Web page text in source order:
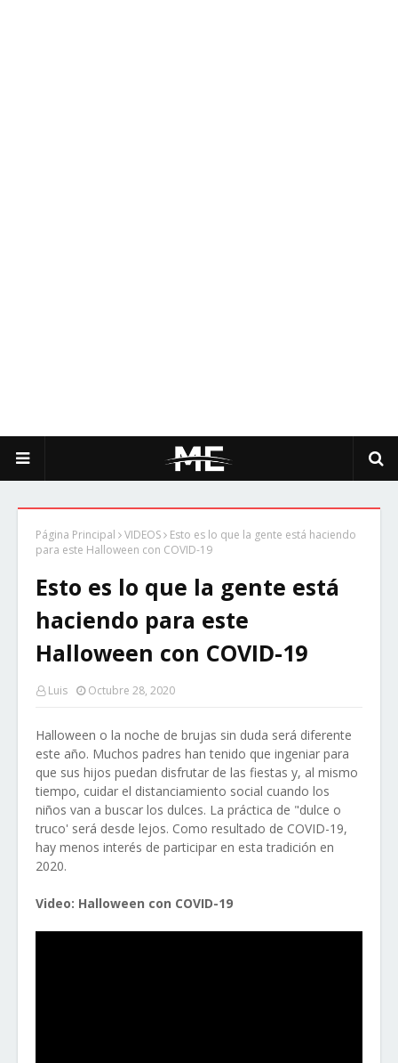
Página Principal VIDEOS
Esto es lo que la gente está haciendo
para este Halloween con COVID-19
Esto es lo que la gente está
haciendo para este
Halloween con COVID-19
Luis Octubre 28, 2020
Halloween o la noche de brujas sin duda será diferente
este año. Muchos padres han tenido que ingeniar para
que sus hijos puedan disfrutar de las fiestas y, al mismo
tiempo, cuidar el distanciamiento social cuando los
niños van a buscar los dulces. La práctica de "dulce o
truco' será desde lejos. Como resultado de COVID-19,
hay menos interés de participar en esta tradición en
2020.
Video: Halloween con COVID-19